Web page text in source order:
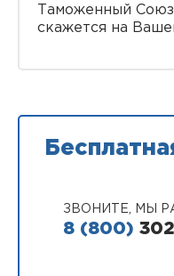
Таможенный
скажется на
ЗВОНИТЕ, МЫ
8 (800)